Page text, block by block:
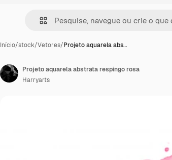
Início/stock/Vetores/Projeto aquarela abs…
Projeto aquarela abstrata respingo rosa
Harryarts